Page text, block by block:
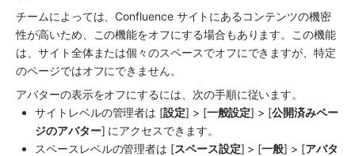
チームによっては、Confluence サイトにあるコンテンツの機密
性が高いため、この機能をオフにする場合もあります。この機能
は、サイト全体または個々のスペースでオフにできますが、特定
のページではオフにできません。
アバターの表示をオフにするには、次の手順に従います。
サイトレベルの管理者は [設定] > [一般設定] > [公開済みペー
ジのアバター] にアクセスできます。
スペースレベルの管理者は [スペース設定] > [一般] > [アバタ